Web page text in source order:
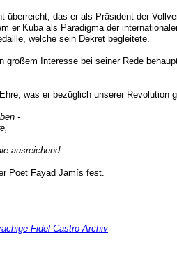
überreicht, das er als Präsident der
er Kuba als Paradigma der
welche sein Dekret begleitete.
großem Interesse bei seiner Rede
was er bezüglich unserer Revolution
-
ausreichend.
Poet Fayad Jamís fest.
Fidel Castro Archiv